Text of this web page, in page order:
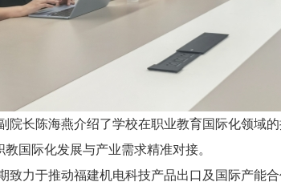
院长陈海燕介绍了学校在职业教育国际化领域
国际化发展与产业需求精准对接。
致力于推动福建机电科技产品出口及国际产能